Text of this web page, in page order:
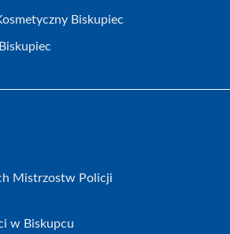
Biskupiec
Mistrzostw Policji
w Biskupcu